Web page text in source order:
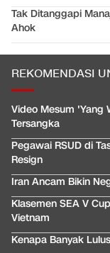
Tak Ditanggapi
Ahok
REKOMENDASI
Video Mesum 'Yang
Tersangka
Pegawai RSUD di
Resign
Iran Ancam Bikin
Klasemen SEA V
Vietnam
Kenapa Banyak